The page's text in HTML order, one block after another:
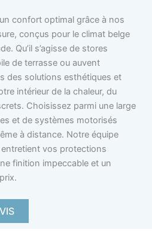
confort optimal grâce à nos
conçus pour le climat belge
Qu’il s’agisse de stores
de terrasse ou auvent
des solutions esthétiques et
intérieur de la chaleur, du
Choisissez parmi une large
et de systèmes motorisés
à distance. Notre équipe
vos protections
finition impeccable et un